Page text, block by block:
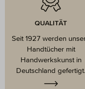
QUALITÄT
Seit 1927 werden
Handtücher mit
Handwerkskunst in
Deutschland gefertigt.